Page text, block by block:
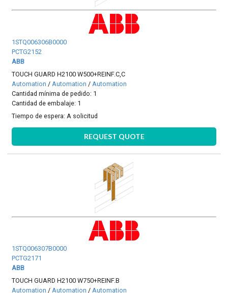
1STQ006306B0000
PCTG2152
ABB
TOUCH GUARD H2100 W500+REINF.C,C
Automation / Automation / Automation
Cantidad mínima de pedido: 1
Cantidad de embalaje: 1
Tiempo de espera:A solicitud
REQUEST QUOTE
1STQ006307B0000
PCTG2171
ABB
TOUCH GUARD H2100 W750+REINF.B
Automation /Automation /Automation